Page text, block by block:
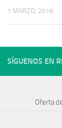
1 MARZO, 2016
SÍGUENOS EN
Oferta